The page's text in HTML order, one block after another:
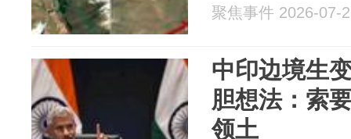
聚焦事件 2026-07-
中印边境生
胆想法：索
领土